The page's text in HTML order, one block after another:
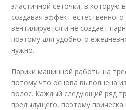
эластичной сеточки, в которую
создавая эффект
вентилируется и не создает
поэтому для удобного
нужно.
Парики машинной работы на
потому что основа выполнена
волос. Каждый следующий ряд
предыдущего, поэтому